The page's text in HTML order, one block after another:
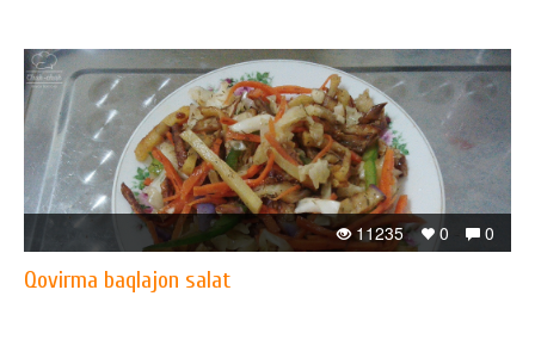
0
0
11235
Qovirma baqlajon salat